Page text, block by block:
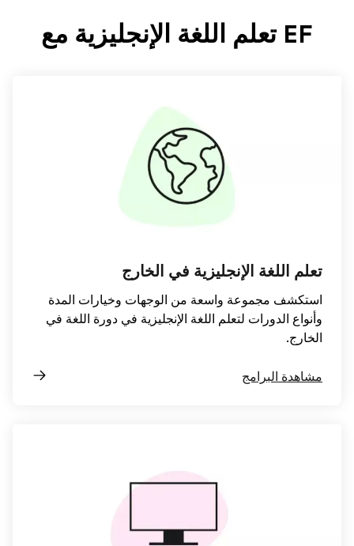
EF تعلم اللغة الإنجليزية مع
تعلم اللغة الإنجليزية في الخارج
استكشف مجموعة واسعة من الوجهات وخيارات المدة
وأنواع الدورات لتعلم اللغة الإنجليزية في دورة اللغة في
الخارج.
مشاهدة البرامج